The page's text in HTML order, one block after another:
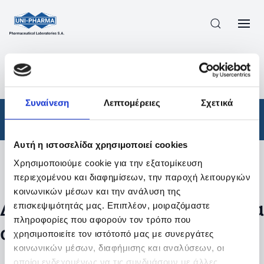
Συναίνεση Λεπτομέρειες Σχετικά
Αυτή η ιστοσελίδα χρησιμοποιεί cookies
Χρησιμοποιούμε cookie για την εξατομίκευση
περιεχομένου και διαφημίσεων, την παροχή λειτουργιών
κοινωνικών μέσων και την ανάλυση της
επισκεψιμότητάς μας. Επιπλέον, μοιραζόμαστε
πληροφορίες που αφορούν τον τρόπο που
χρησιμοποιείτε τον ιστότοπό μας με συνεργάτες
κοινωνικών μέσων, διαφήμισης και αναλύσεων, οι
οποίοι ενδεχομένως να τις συνδυάσουν με άλλες
ΠΡΟΪΟΝΤΑ
ΑΠΟΤΕΛΕΣΜΑΤΑ ΑΝΑΖΗΤΗΣΗΣ
Φάρμακα
Φίλτρα
Δεν βρέθηκαν προϊόντα με τα
συγκεκριμένα φίλτρα